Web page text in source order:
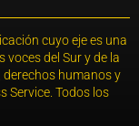
cuyo eje es una
del Sur y de la
humanos y
Service. Todos los